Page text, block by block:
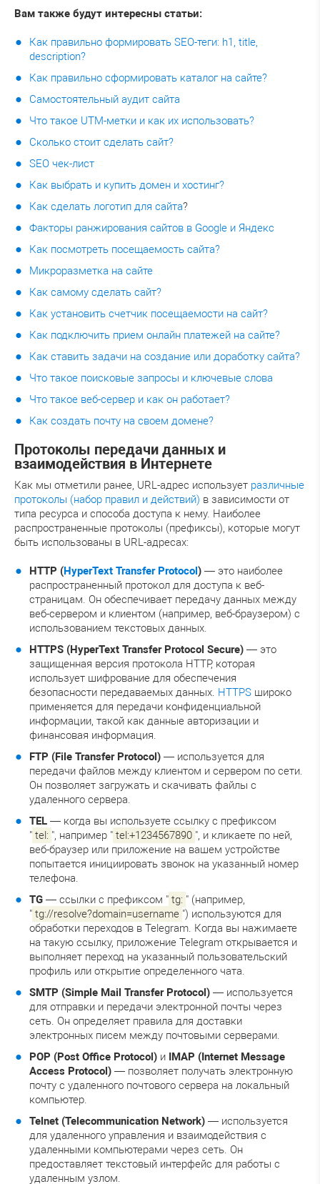
Вам также будут интересны статьи:
Как правильно формировать SEO-теги: h1, title,
description?
Как правильно сформировать каталог на сайте?
Самостоятельный аудит сайта
Что такое UTM-метки и как их использовать?
Сколько стоит сделать сайт?
SEO чек-лист
Как выбрать и купить домен и хостинг?
Как сделать логотип для сайта?
Факторы ранжирования сайтов в Google и Яндекс
Как посмотреть посещаемость сайта?
Микроразметка на сайте
Как самому сделать сайт?
Как установить счетчик посещаемости на сайт?
Как подключить прием онлайн платежей на сайте?
Как ставить задачи на создание или доработку сайта?
Что такое поисковые запросы и ключевые слова
Что такое веб-сервер и как он работает?
Как создать почту на своем домене?
Протоколы передачи данных и
взаимодействия в Интернете
Как мы отметили ранее, URL-адрес использует различные
протоколы (набор правил и действий) в зависимости от
типа ресурса и способа доступа к нему. Наиболее
распространенные протоколы (префиксы), которые могут
быть использованы в URL-адресах:
HTTP (HyperText Transfer Protocol) — это наиболее
распространенный протокол для доступа к веб-
страницам. Он обеспечивает передачу данных между
веб-сервером и клиентом (например, веб-браузером) с
использованием текстовых данных.
HTTPS (HyperText Transfer Protocol Secure) — это
защищенная версия протокола HTTP, которая
использует шифрование для обеспечения
безопасности передаваемых данных. HTTPS широко
применяется для передачи конфиденциальной
информации, такой как данные авторизации и
финансовая информация.
FTP (File Transfer Protocol) — используется для
передачи файлов между клиентом и сервером по сети.
Он позволяет загружать и скачивать файлы с
удаленного сервера.
TEL — когда вы используете ссылку с префиксом
" tel: ", например " tel:+1234567890 ", и кликаете по ней,
веб-браузер или приложение на вашем устройстве
попытается инициировать звонок на указанный номер
телефона.
TG — ссылки с префиксом " tg: " (например,
" tg://resolve?domain=username ") используются для
обработки переходов в Telegram. Когда вы нажимаете
на такую ссылку, приложение Telegram открывается и
выполняет переход на указанный пользовательский
профиль или открытие определенного чата.
SMTP (Simple Mail Transfer Protocol) — используется
для отправки и передачи электронной почты через
сеть. Он определяет правила для доставки
электронных писем между почтовыми серверами.
POP (Post Office Protocol) и IMAP (Internet Message
Access Protocol) — позволяет получать электронную
почту с удаленного почтового сервера на локальный
компьютер.
Telnet (Telecommunication Network) — используется
для удаленного управления и взаимодействия с
удаленными компьютерами через сеть. Он
предоставляет текстовый интерфейс для работы с
удаленным узлом.